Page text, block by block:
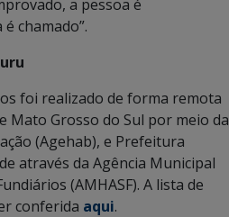
a pessoa é
chamado”.
foi realizado de forma remota
Mato Grosso do Sul por meio da
(Agehab), e Prefeitura
através da Agência Municipal
(AMHASF). A lista de
conferida aqui.